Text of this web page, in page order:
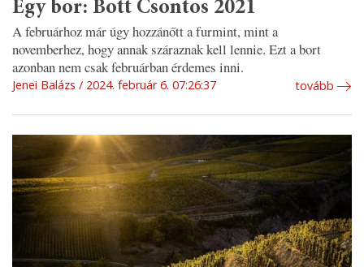
Egy bor: Bott Csontos 2021
A februárhoz már úgy hozzánőtt a furmint, mint a
novemberhez, hogy annak száraznak kell lennie. Ezt a bort
azonban nem csak februárban érdemes inni.
Jenei Balázs 2024. február 6. 07:26:37 tovább